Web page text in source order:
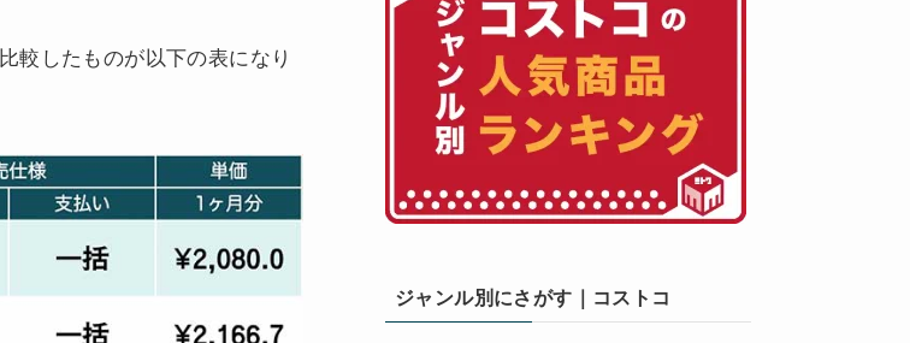
較したものが以下の表になり
ジャンル別にさがす｜コストコ